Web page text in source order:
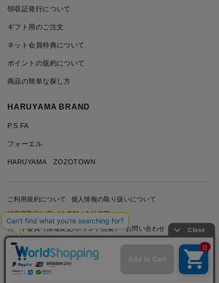
領収証発行について
ギフト用のご注文
ネット会員特典について
ポイントの規約について
商品の簡単な探し方
HARUYAMA BRAND
P.S.FA
フォーエル
HARUYAMA ZOZOTOWN
ご利用規約について
個人情報の取り扱いについて
特定商取引に基づく表記
会社概要
カード会員（情報変更/ポイント照会）
お問い合わせ
Copyright © HARUYAMA TRADING CO.,LTD. All Rights